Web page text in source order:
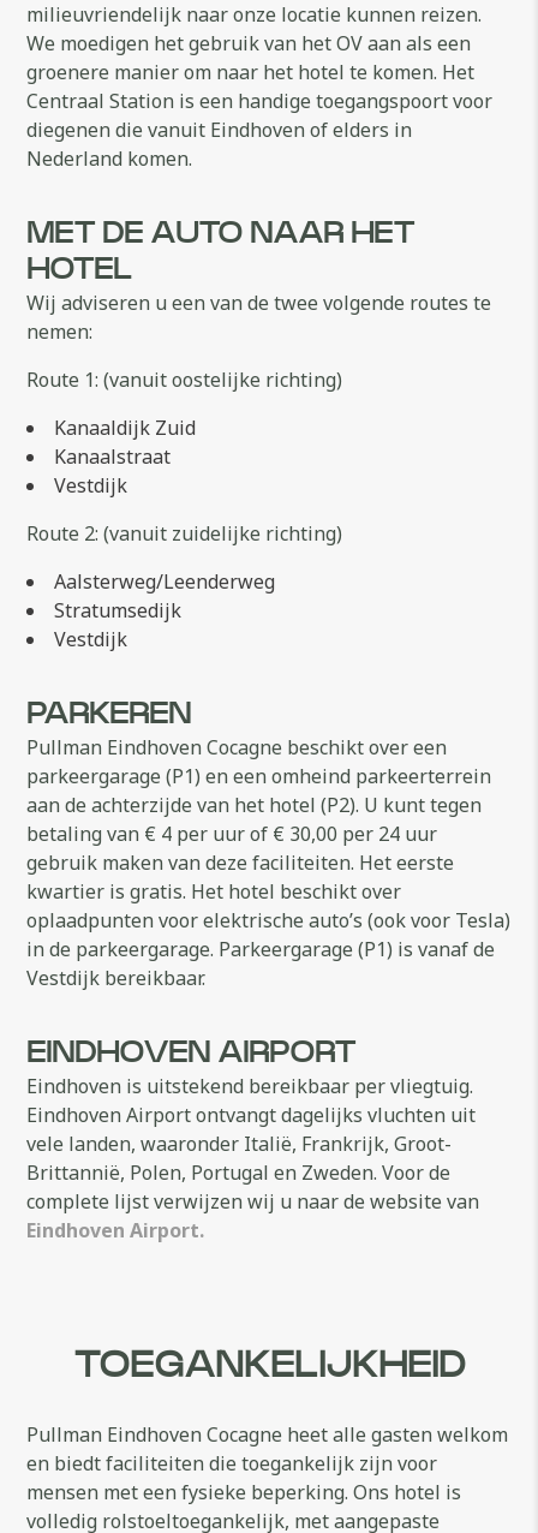
milieuvriendelijk naar onze locatie kunnen reizen.
We moedigen het gebruik van het OV aan als een
groenere manier om naar het hotel te komen. Het
Centraal Station is een handige toegangspoort voor
diegenen die vanuit Eindhoven of elders in
Nederland komen.
MET DE AUTO NAAR HET
HOTEL
Wij adviseren u een van de twee volgende routes te
nemen:
Route 1: (vanuit oostelijke richting)
Kanaaldijk Zuid
Kanaalstraat
Vestdijk
Route 2: (vanuit zuidelijke richting)
Aalsterweg/Leenderweg
Stratumsedijk
Vestdijk
PARKEREN
Pullman Eindhoven Cocagne beschikt over een
parkeergarage (P1) en een omheind parkeerterrein
aan de achterzijde van het hotel (P2). U kunt tegen
betaling van € 4 per uur of € 30,00 per 24 uur
gebruik maken van deze faciliteiten. Het eerste
kwartier is gratis. Het hotel beschikt over
oplaadpunten voor elektrische auto’s (ook voor Tesla)
in de parkeergarage. Parkeergarage (P1) is vanaf de
Vestdijk bereikbaar.
EINDHOVEN AIRPORT
Eindhoven is uitstekend bereikbaar per vliegtuig.
Eindhoven Airport ontvangt dagelijks vluchten uit
vele landen, waaronder Italië, Frankrijk, Groot-
Brittannië, Polen, Portugal en Zweden. Voor de
complete lijst verwijzen wij u naar de website van
Eindhoven Airport.
TOEGANKELIJKHEID
Pullman Eindhoven Cocagne heet alle gasten welkom
en biedt faciliteiten die toegankelijk zijn voor
mensen met een fysieke beperking. Ons hotel is
volledig rolstoeltoegankelijk, met aangepaste